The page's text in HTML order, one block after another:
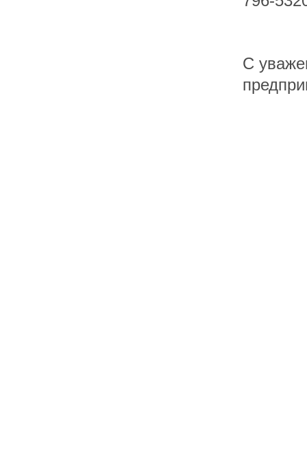
С